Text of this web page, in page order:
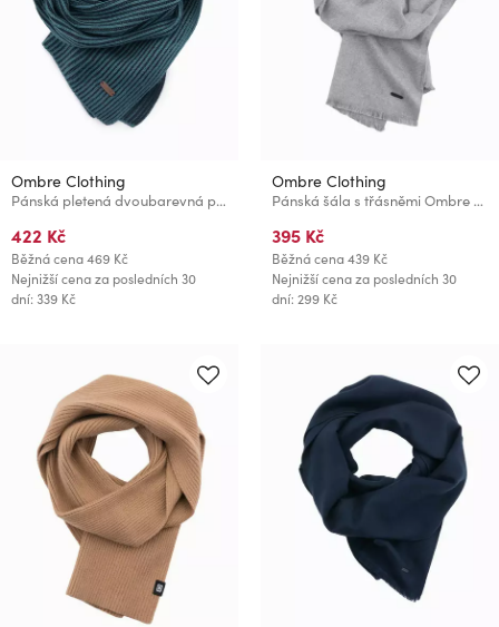
Ombre Clothing
Pánská pletená dvoubarevná pruhovaná šála tmavě modrá Ombre Clothing
422 Kč
Běžná cena469 Kč
Nejnižší cena za posledních 30
dní: 339 Kč
Ombre Clothing
Pánská šála s třásněmi Ombre Clothing
395 Kč
Běžná cena439 Kč
Nejnižší cena za posledních 30
dní: 299 Kč